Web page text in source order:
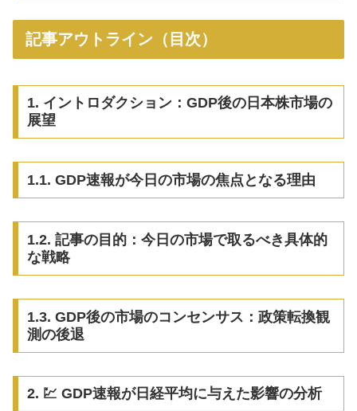
記事アウトライン（目次）
1. イントロダクション：GDP後の日本株市場の
展望
1.1. GDP速報が今日の市場の焦点となる理由
1.2. 記事の目的：今日の市場で取るべき具体的
な戦略
1.3. GDP後の市場のコンセンサス：政策転換観
測の後退
2. 💹 GDP速報が日経平均に与えた影響の分析